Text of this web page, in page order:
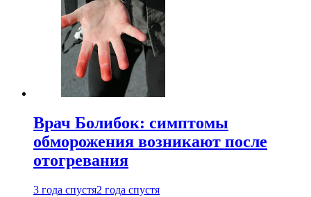
Врач Болибок: симптомы
обморожения возникают после
отогревания
3 года спустя2 года спустя